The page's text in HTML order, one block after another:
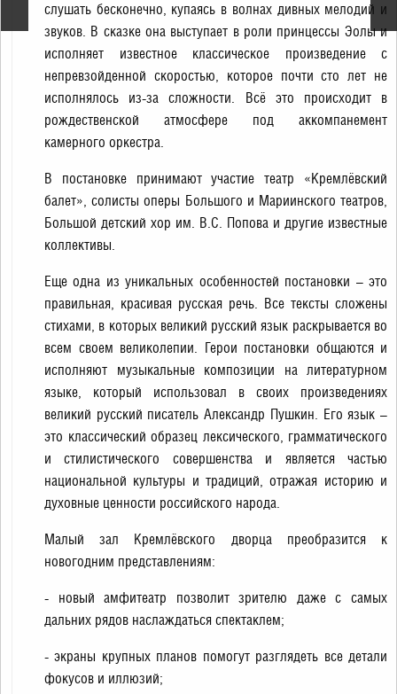
слушать бесконечно, купаясь в волнах дивных мелодий и
звуков. В сказке она выступает в роли принцессы Эолы и
исполняет известное классическое произведение с
непревзойденной скоростью, которое почти сто лет не
исполнялось из-за сложности. Всё это происходит в
рождественской атмосфере под аккомпанемент
камерного оркестра.
В постановке принимают участие театр «Кремлёвский
балет», солисты оперы Большого и Мариинского театров,
Большой детский хор им. В.С. Попова и другие известные
коллективы.
Еще одна из уникальных особенностей постановки – это
правильная, красивая русская речь. Все тексты сложены
стихами, в которых великий русский язык раскрывается во
всем своем великолепии. Герои постановки общаются и
исполняют музыкальные композиции на литературном
языке, который использовал в своих произведениях
великий русский писатель Александр Пушкин. Его язык –
это классический образец лексического, грамматического
и стилистического совершенства и является частью
национальной культуры и традиций, отражая историю и
духовные ценности российского народа.
Малый зал Кремлёвского дворца преобразится к
новогодним представлениям:
- новый амфитеатр позволит зрителю даже с самых
дальних рядов наслаждаться спектаклем;
- экраны крупных планов помогут разглядеть все детали
фокусов и иллюзий;